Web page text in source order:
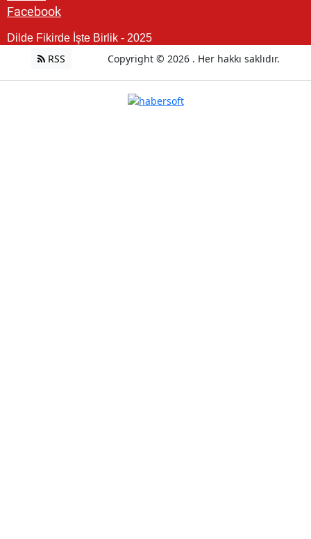
Facebook
Dilde Fikirde İşte Birlik - 2025
RSS Copyright © 2026 . Her hakkı saklıdır.